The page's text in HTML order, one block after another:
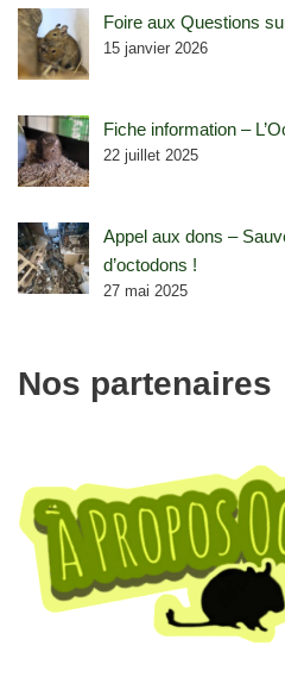
Foire aux Questions
15 janvier 2026
Fiche information –
22 juillet 2025
Appel aux dons –
d’octodons !
27 mai 2025
Nos partenaires